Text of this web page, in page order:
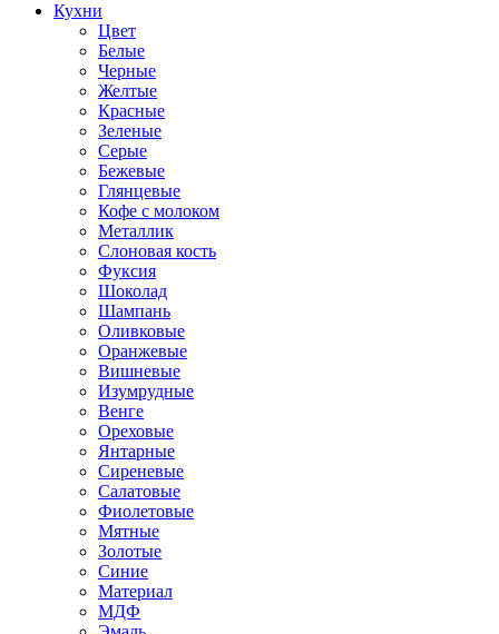
Кухни
Цвет
Белые
Черные
Желтые
Красные
Зеленые
Серые
Бежевые
Глянцевые
Кофе с молоком
Металлик
Слоновая кость
Фуксия
Шоколад
Шампань
Оливковые
Оранжевые
Вишневые
Изумрудные
Венге
Ореховые
Янтарные
Сиреневые
Салатовые
Фиолетовые
Мятные
Золотые
Синие
Материал
МДФ